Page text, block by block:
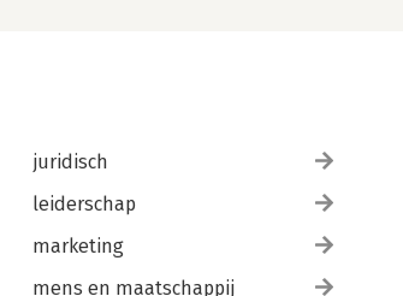
juridisch
leiderschap
marketing
mens en maatschappij